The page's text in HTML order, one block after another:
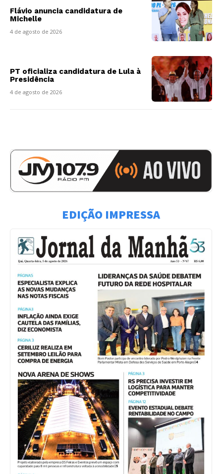
Flávio anuncia candidatura de
Michelle
4 de agosto de 2026
PT oficializa candidatura de Lula à
Presidência
4 de agosto de 2026
EDIÇÃO IMPRESSA